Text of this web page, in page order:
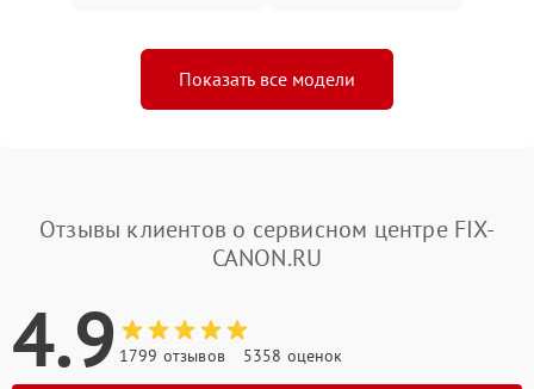
Показать все модели
Отзывы клиентов о сервисном центре FIX-
CANON.RU
4.9 1799 отзывов 5358 оценок